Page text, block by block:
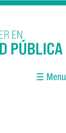
☰ Menu